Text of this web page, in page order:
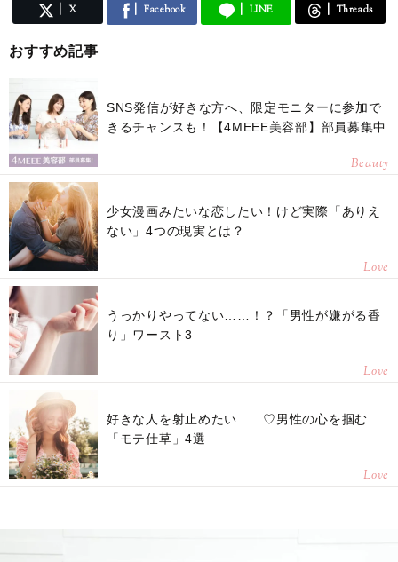
X Facebook LINE Threads
おすすめ記事
SNS発信が好きな方へ、限定モニターに参加で
きるチャンスも！【4MEEE美容部】部員募集中
Beauty
少女漫画みたいな恋したい！けど実際「ありえ
ない」4つの現実とは？
Love
うっかりやってない……！？「男性が嫌がる香
り」ワースト3
Love
好きな人を射止めたい……♡男性の心を掴む
「モテ仕草」4選
Love